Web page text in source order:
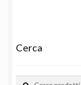
Cerca
Cerca:
Cerca